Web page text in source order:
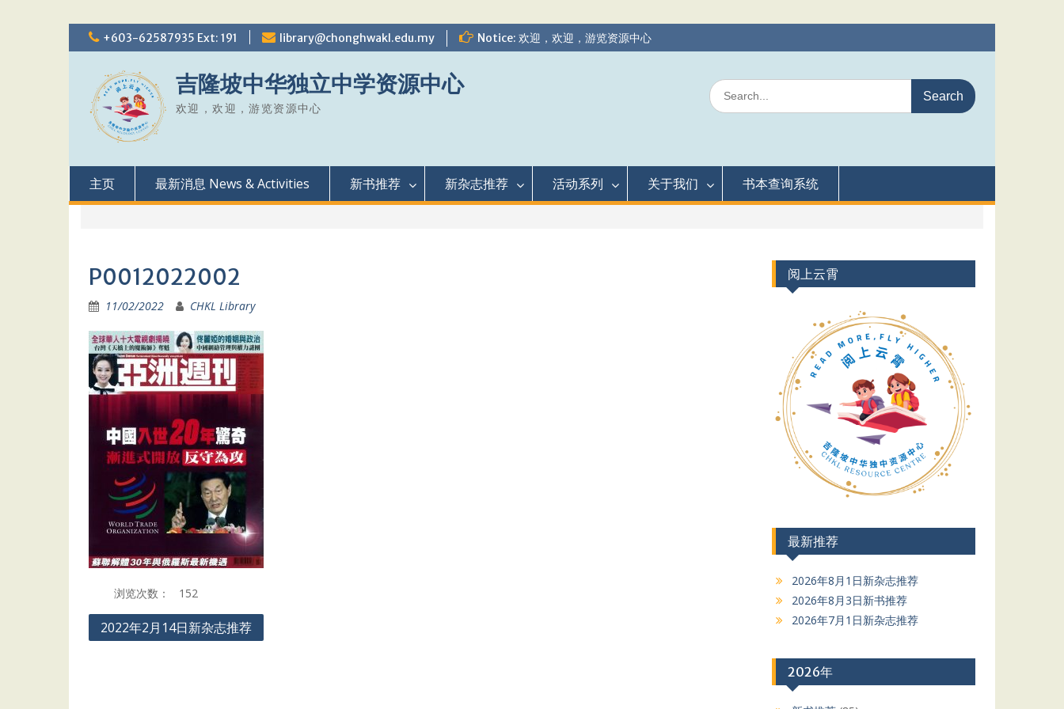
Skip
to
+603-62587935 Ext: 191 library@chonghwakl.edu.my Notice: 欢迎，欢迎，游览资源中心
吉隆坡中华独立中学资源中心
欢迎，欢迎，游览资源中心
Search
for:
主页 最新消息 News & Activities 新书推荐 新杂志推荐 活动系列 关于我们 书本查询系统
P0012022002
11/02/2022 CHKL Library
浏览次数： 152
Post
2022年2月14日新杂志推荐
阅上云霄
最新推荐
2026年8月1日新杂志推荐
2026年8月3日新书推荐
2026年7月1日新杂志推荐
2026年